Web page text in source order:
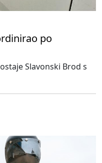
po
Slavonski Brod s